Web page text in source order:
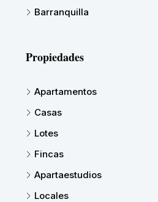
Barranquilla
Propiedades
Apartamentos
Casas
Lotes
Fincas
Apartaestudios
Locales